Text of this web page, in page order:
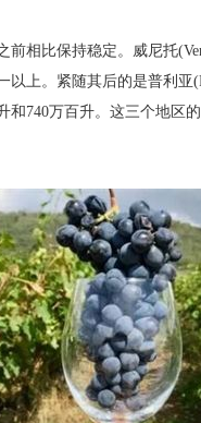
比保持稳定。威尼托
上。紧随其后的是普利亚
和740万百升。这三个地区